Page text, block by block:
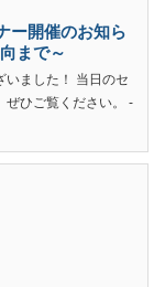
ー開催のお知ら
まで～
いました！ 当日のセ
ぜひご覧ください。 -